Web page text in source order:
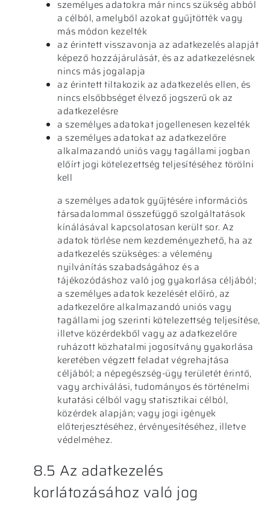
személyes adatokra már nincs szükség abból
a célból, amelyből azokat gyűjtötték vagy
más módon kezelték
az érintett visszavonja az adatkezelés alapját
képező hozzájárulását, és az adatkezelésnek
nincs más jogalapja
az érintett tiltakozik az adatkezelés ellen, és
nincs elsőbbséget élvező jogszerű ok az
adatkezelésre
a személyes adatokat jogellenesen kezelték
a személyes adatokat az adatkezelőre
alkalmazandó uniós vagy tagállami jogban
előírt jogi kötelezettség teljesítéséhez törölni
kell
a személyes adatok gyűjtésére információs
társadalommal összefüggő szolgáltatások
kínálásával kapcsolatosan került sor. Az
adatok törlése nem kezdeményezhető, ha az
adatkezelés szükséges: a vélemény
nyilvánítás szabadságához és a
tájékozódáshoz való jog gyakorlása céljából;
a személyes adatok kezelését előíró, az
adatkezelőre alkalmazandó uniós vagy
tagállami jog szerinti kötelezettség teljesítése,
illetve közérdekből vagy az adatkezelőre
ruházott közhatalmi jogosítvány gyakorlása
keretében végzett feladat végrehajtása
céljából; a népegészség-ügy területét érintő,
vagy archiválási, tudományos és történelmi
kutatási célból vagy statisztikai célból,
közérdek alapján; vagy jogi igények
előterjesztéséhez, érvényesítéséhez, illetve
védelméhez.
8.5 Az adatkezelés
korlátozásához való jog